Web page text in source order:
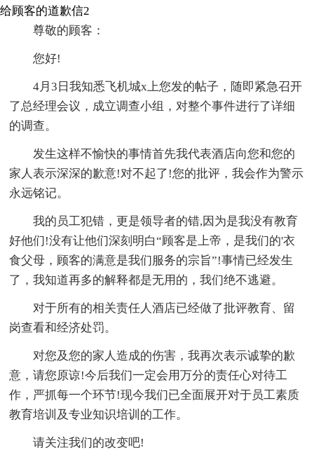
给顾客的道歉信2
尊敬的顾客：
您好!
4月3日我知悉飞机城x上您发的帖子，随即紧急召开
了总经理会议，成立调查小组，对整个事件进行了详细
的调查。
发生这样不愉快的事情首先我代表酒店向您和您的
家人表示深深的歉意!对不起了!您的批评，我会作为警示
永远铭记。
我的员工犯错，更是领导者的错,因为是我没有教育
好他们!没有让他们深刻明白“顾客是上帝，是我们的'衣
食父母，顾客的满意是我们服务的宗旨”!事情已经发生
了，我知道再多的解释都是无用的，我们绝不逃避。
对于所有的相关责任人酒店已经做了批评教育、留
岗查看和经济处罚。
对您及您的家人造成的伤害，我再次表示诚挚的歉
意，请您原谅!今后我们一定会用万分的责任心对待工
作，严抓每一个环节!现今我们已全面展开对于员工素质
教育培训及专业知识培训的工作。
请关注我们的改变吧!